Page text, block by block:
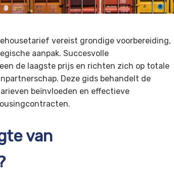
vereist grondige voorbereiding,
aanpak. Succesvolle
de laagste prijs en richten zich op totale
Deze gids behandelt de
beïnvloeden en effectieve
van